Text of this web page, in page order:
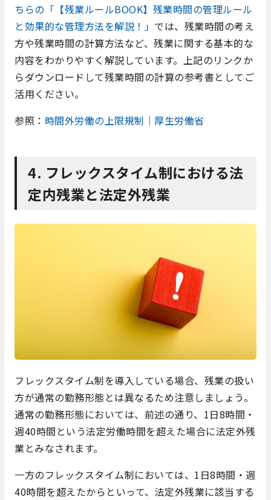
ちらの「【残業ルールBOOK】残業時間の管理ルール
と効果的な管理方法を解説！」 では、残業時間の考え
方や残業時間の計算方法など、残業に関する基本的な
内容をわかりやすく解説しています。上記のリンクか
らダウンロードして残業時間の計算の参考書としてご
活用ください。
参照： 時間外労働の上限規制｜厚生労働省
4. フレックスタイム制における法
定内残業と法定外残業
フレックスタイム制を導入している場合、残業の扱い
方が通常の勤務形態とは異なるため注意しましょう。
通常の勤務形態においては、前述の通り、1日8時間・
週40時間という法定労働時間を超えた場合に法定外残
業とみなされます。
一方のフレックスタイム制においては、1日8時間・週
40時間を超えたからといって、法定外残業に該当する